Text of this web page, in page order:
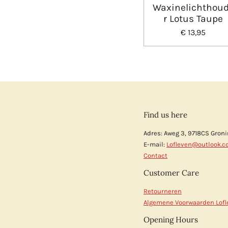
r Lotus Taupe
€ 13,95
Find us here
Adres: Aweg 3, 9718CS
E-mail:
Contact
Customer Care
Retourneren
Algemene Voorwaarden
Opening Hours